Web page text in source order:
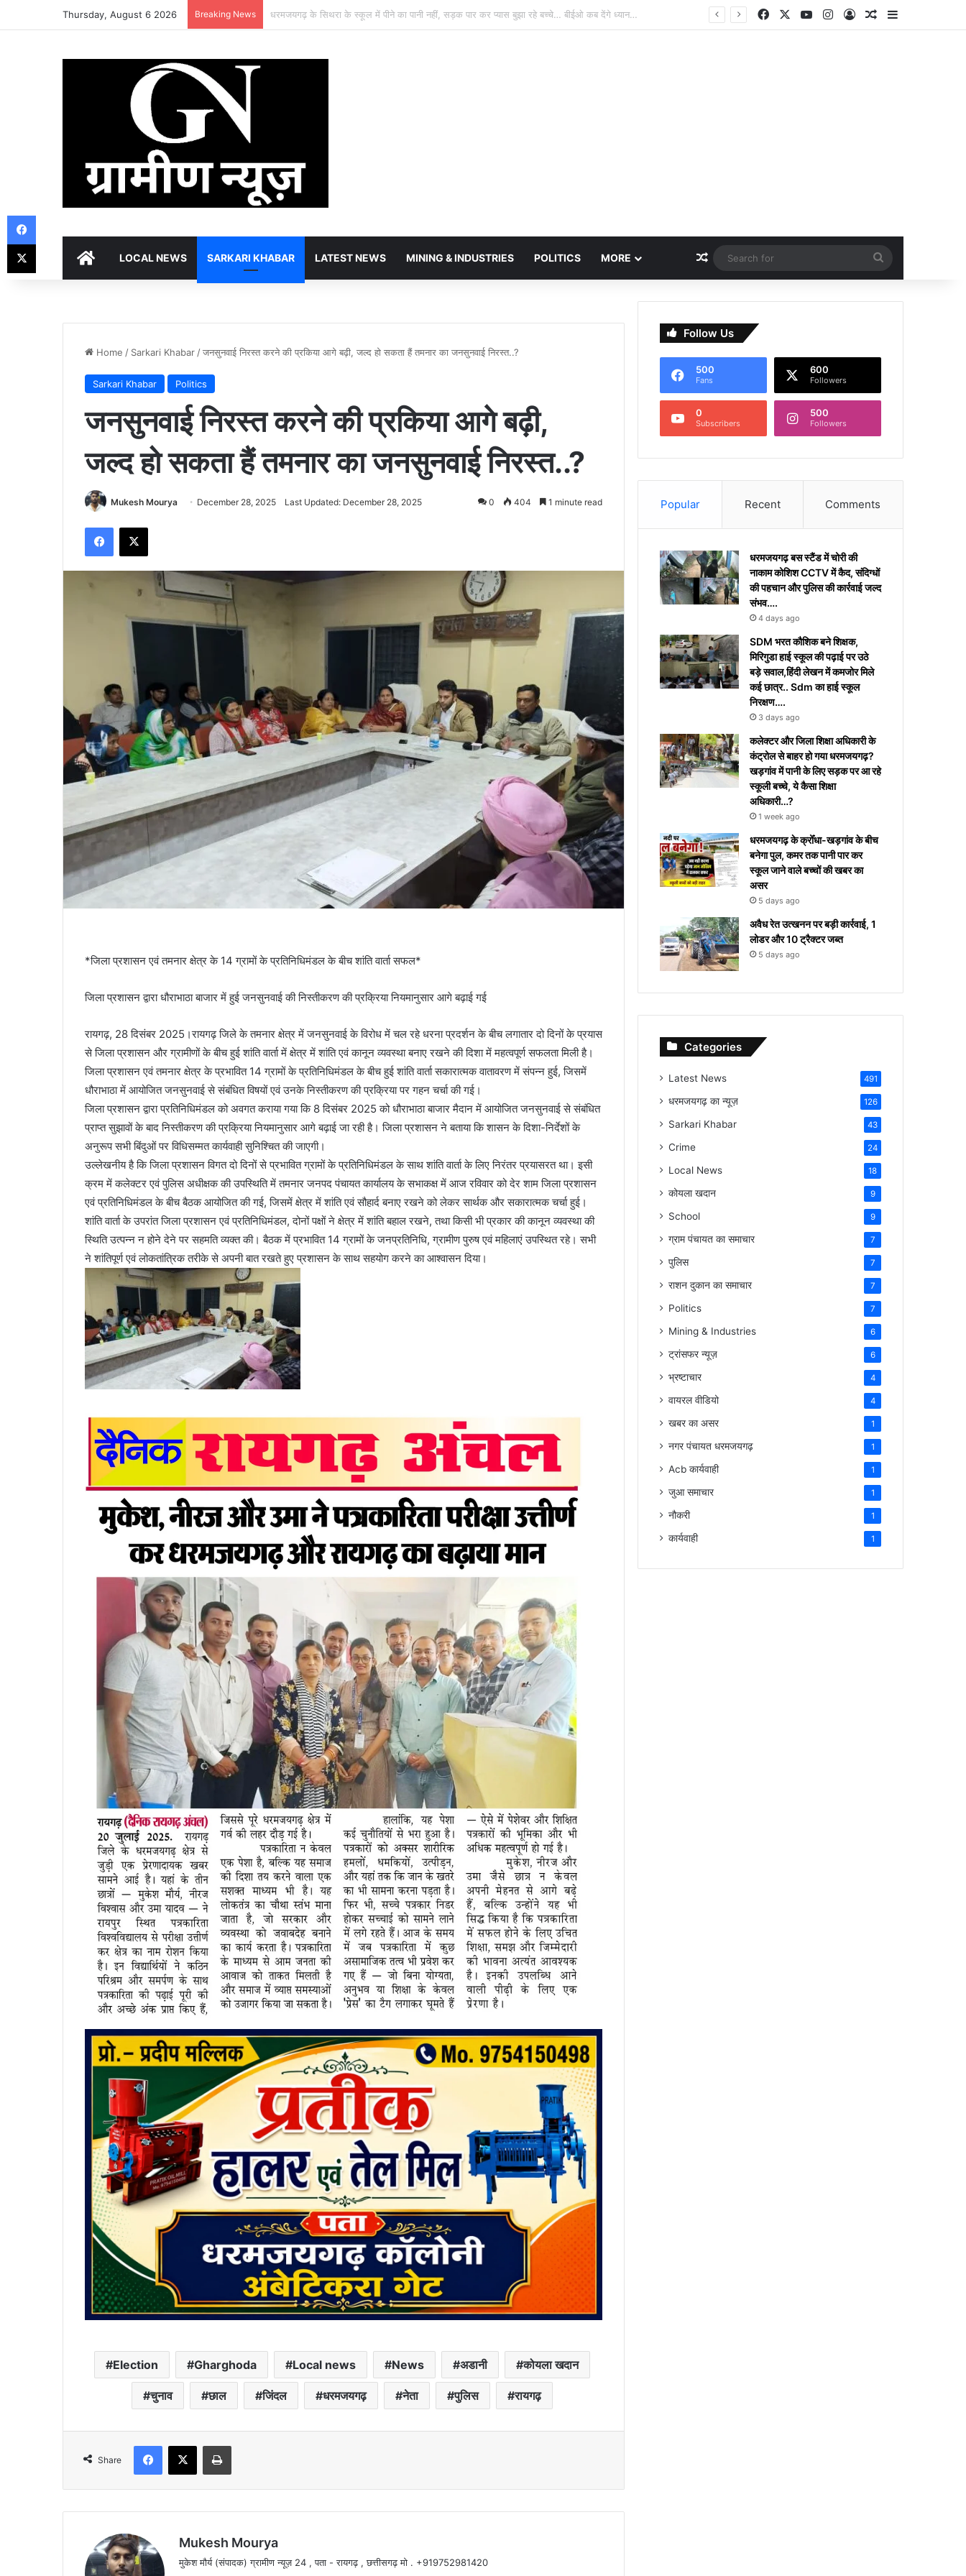
Thursday, August 6 2026 Breaking News FacebookYouTubeInstagram
Log InRandom Article
Sidebar
HOMELOCAL NEWS SARKARI KHABAR LATEST NEWS MINING & INDUSTRIES POLITICS MORE Random Article
for
Home / Sarkari Khabar /जनसुनवाई निरस्त करने की प्रकिया आगे बढ़ी, जल्द हो सकता हैं तमनार का जनसुनवाई निरस्त..?
Sarkari Khabar Politics
जनसुनवाई निरस्त करने की प्रकिया आगे बढ़ी,
जल्द हो सकता हैं तमनार का जनसुनवाई निरस्त..?
Mukesh Mourya December 28, 2025 Last Updated: December 28, 2025 0 404 1 minute read
Facebook
X
*जिला प्रशासन एवं तमनार क्षेत्र के 14 ग्रामों के प्रतिनिधिमंडल के बीच शांति वार्ता सफल*
जिला प्रशासन द्वारा धौराभाठा बाजार में हुई जनसुनवाई की निस्तीकरण की प्रक्रिया नियमानुसार आगे बढ़ाई गई
रायगढ़, 28 दिसंबर 2025।रायगढ़ जिले के तमनार क्षेत्र में जनसुनवाई के विरोध में चल रहे धरना प्रदर्शन के बीच लगातार दो दिनों के प्रयास
से जिला प्रशासन और ग्रामीणों के बीच हुई शांति वार्ता में क्षेत्र में शांति एवं कानून व्यवस्था बनाए रखने की दिशा में महत्वपूर्ण सफलता मिली है।
जिला प्रशासन एवं तमनार क्षेत्र के प्रभावित 14 ग्रामों के प्रतिनिधिमंडल के बीच हुई शांति वार्ता सकारात्मक वातावरण में संपन्न हुई, जिसमें
धौराभाठा में आयोजित जनसुनवाई से संबंधित विषयों एवं उनके निस्तीकरण की प्रक्रिया पर गहन चर्चा की गई।
जिला प्रशासन द्वारा प्रतिनिधिमंडल को अवगत कराया गया कि 8 दिसंबर 2025 को धौराभाठा बाजार मैदान में आयोजित जनसुनवाई से संबंधित
प्राप्त सुझावों के बाद निस्तीकरण की प्रक्रिया नियमानुसार आगे बढ़ाई जा रही है। जिला प्रशासन ने बताया कि शासन के दिशा-निर्देशों के
अनुरूप सभी बिंदुओं पर विधिसम्मत कार्यवाही सुनिश्चित की जाएगी।
उल्लेखनीय है कि जिला प्रशासन विगत दो दिनों से प्रभावित ग्रामों के प्रतिनिधिमंडल के साथ शांति वार्ता के लिए निरंतर प्रयासरत था। इसी
क्रम में कलेक्टर एवं पुलिस अधीक्षक की उपस्थिति में तमनार जनपद पंचायत कार्यालय के सभाकक्ष में आज रविवार को देर शाम जिला प्रशासन
एवं प्रतिनिधिमंडल के बीच बैठक आयोजित की गई, जिसमें क्षेत्र में शांति एवं सौहार्द बनाए रखने को लेकर सार्थक और सकारात्मक चर्चा हुई।
शांति वार्ता के उपरांत जिला प्रशासन एवं प्रतिनिधिमंडल, दोनों पक्षों ने क्षेत्र में शांति बहाल रखने, तथा किसी भी प्रकार की कानून व्यवस्था की
स्थिति उत्पन्न न होने देने पर सहमति व्यक्त की। बैठक में प्रभावित 14 ग्रामों के जनप्रतिनिधि, ग्रामीण पुरुष एवं महिलाएं उपस्थित रहे। सभी
ने शांतिपूर्ण एवं लोकतांत्रिक तरीके से अपनी बात रखते हुए प्रशासन के साथ सहयोग करने का आश्वासन दिया।
Election Gharghoda Local news News अडानी कोयला खदान
चुनाव छाल जिंदल धरमजयगढ़ नेता पुलिस रायगढ़
Share
Facebook
X Print
Mukesh Mourya
मुकेश मौर्य (संपादक) ग्रामीण न्यूज़ 24 , पता - रायगढ़ , छत्तीसगढ़ मो . +919752981420
Follow Us
500
Fans
600
Followers
0
Subscribers
500
Followers
Popular Recent Comments
धरमजयगढ़ बस स्टैंड में चोरी की
नाकाम कोशिश CCTV में कैद, संदिग्धों
की पहचान और पुलिस की कार्रवाई जल्द
संभव….
4 days ago
​SDM भरत कौशिक बने शिक्षक,
मिरिगुडा हाई स्कूल की पढ़ाई पर उठे
बड़े सवाल,हिंदी लेखन में कमजोर मिले
कई छात्र.. Sdm का हाई स्कूल
निरक्षण….
3 days ago
कलेक्टर और जिला शिक्षा अधिकारी के
कंट्रोल से बाहर हो गया धरमजयगढ़?
खड़गांव में पानी के लिए सड़क पर आ रहे
स्कूली बच्चे, ये कैसा शिक्षा
अधिकारी…?
1 week ago
धरमजयगढ़ के क्रोँधा-खड़गांव ​के बीच
बनेगा पुल, कमर तक पानी पार कर
स्कूल जाने वाले बच्चों की खबर का
असर​
5 days ago
अवैध रेत उत्खनन पर बड़ी कार्रवाई, 1
लोडर और 10 ट्रैक्टर जब्त
5 days ago
Categories
Latest News 491
धरमजयगढ़ का न्यूज़ 126
Sarkari Khabar 43
Crime 24
Local News 18
कोयला खदान 9
School 9
ग्राम पंचायत का समाचार 7
पुलिस 7
राशन दुकान का समाचार 7
Politics 7
Mining & Industries 6
ट्रांसफर न्यूज़ 6
भ्रष्टाचार 4
वायरल वीडियो 4
खबर का असर 1
नगर पंचायत धरमजयगढ़ 1
Acb कार्यवाही 1
जुआ समाचार 1
नौकरी 1
कार्यवाही 1
Facebook
X